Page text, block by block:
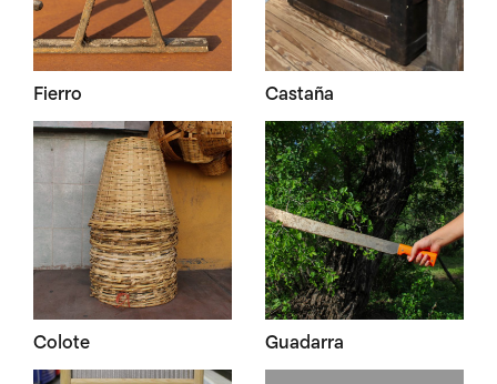
Fierro Castaña
Colote Guadarra